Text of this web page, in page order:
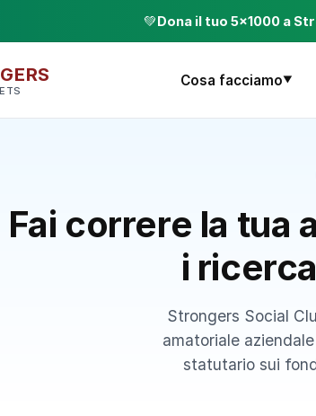
💚Dona il tuo 5×1000 a
Cosa facciamo▼
Fai correre la tua
i
Strongers Social
amatoriale
statutario sui